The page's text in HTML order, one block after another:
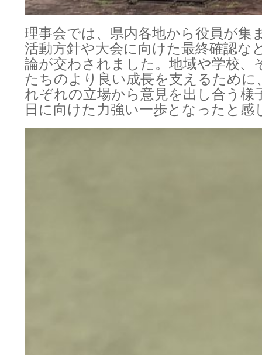
理事会では、県内各地から役員が集
活動方針や大会に向けた最終確認な
論が交わされました。地域や学校、
たちのより良い成長を支えるために
れぞれの立場から意見を出し合う様
日に向けた力強い一歩となったと感